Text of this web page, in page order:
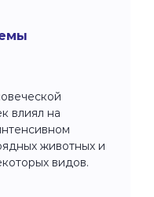
влиял на
животных и
видов.